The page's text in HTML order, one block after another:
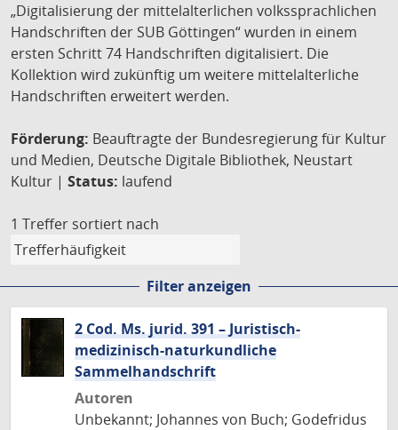
„Digitalisierung der mittelalterlichen volkssprachlichen
Handschriften der SUB Göttingen“ wurden in einem
ersten Schritt 74 Handschriften digitalisiert. Die
Kollektion wird zukünftig um weitere mittelalterliche
Handschriften erweitert werden.
Förderung: Beauftragte der Bundesregierung für Kultur
und Medien, Deutsche Digitale Bibliothek, Neustart
Kultur | Status: laufend
1 Treffer sortiert nach
Filter anzeigen
2 Cod. Ms. jurid. 391 – Juristisch-
medizinisch-naturkundliche
Sammelhandschrift
Autoren
Unbekannt; Johannes von Buch; Godefridus